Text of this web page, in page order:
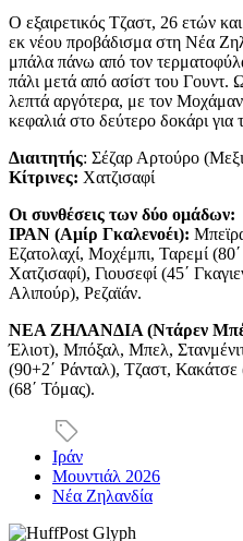
Ο εξαιρετικός Τζαστ, 26 ετών
εκ νέου προβάδισμα στη Νέα
μπάλα πάνω από τον
πάλι μετά από ασίστ του Γουντ.
λεπτά αργότερα, με τον
κεφαλιά στο δεύτερο δοκάρι για
Διαιτητής: Σέζαρ Αρτούρο
Κίτρινες: Χατζισαφί
Οι συνθέσεις των δύο ομάδων:
ΙΡΑΝ (Αμίρ Γκαλενοέι):
Εζατολαχί, Μοχέμπι, Ταρεμί
Χατζισαφί), Γιουσεφί (45΄
Αλιπούρ), Ρεζαϊάν.
ΝΕΑ ΖΗΛΑΝΔΙΑ (Ντάρεν
Έλιοτ), Μπόξαλ, Μπελ,
(90+2΄ Ράνταλ), Τζαστ,
(68΄ Τόμας).
Ιράν
Μουντιάλ 2026
Νέα Ζηλανδία